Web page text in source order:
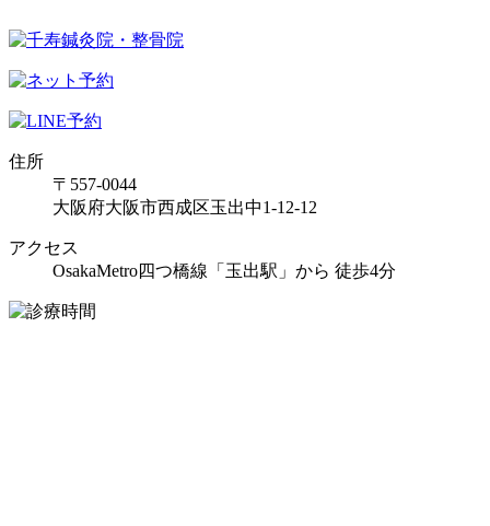
住所
〒557-0044
大阪府大阪市西成区玉出中1-12-12
アクセス
OsakaMetro四つ橋線「玉出駅」から 徒歩4分